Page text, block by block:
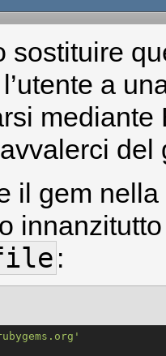
sostituire
a
il gem
:
'